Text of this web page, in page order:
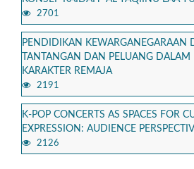
2701
PENDIDIKAN KEWARGANEGARAAN
TANTANGAN DAN PELUANG
KARAKTER REMAJA
2191
K-POP CONCERTS AS SPACES FOR
EXPRESSION: AUDIENCE
2126